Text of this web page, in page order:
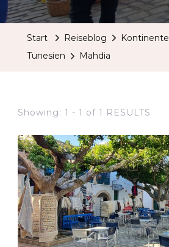
Start Reiseblog Kontinente
Tunesien
Mahdia
Showing: 1 - 1 of 1 RESULTS